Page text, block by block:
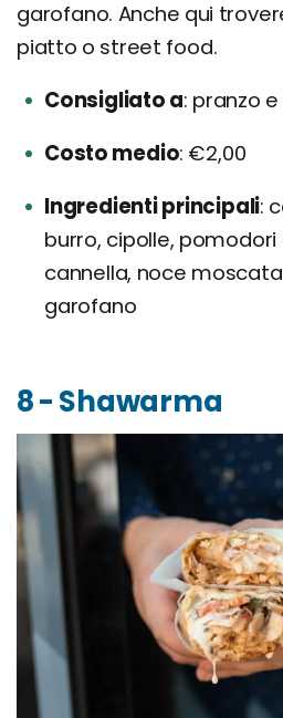
garofano. Anche qui
piatto o street food.
Consigliato a pranzo
Costo medio €2,00
Ingredienti principali
burro, cipolle, pomodori
cannella, noce
garofano
8 - Shawarma